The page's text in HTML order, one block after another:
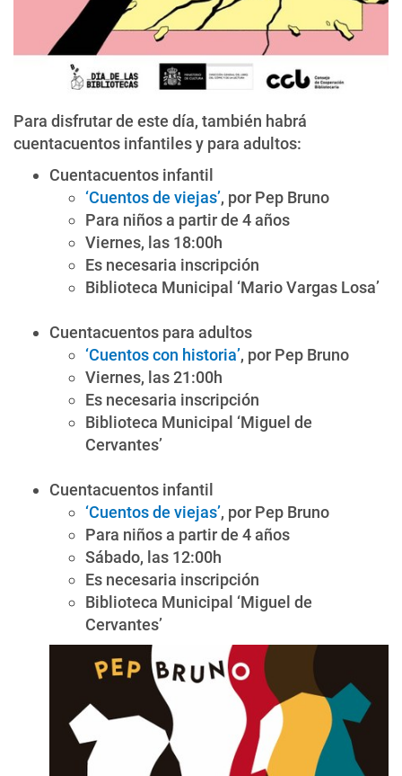
Para disfrutar de este día, también habrá
cuentacuentos infantiles y para adultos:
Cuentacuentos infantil
‘Cuentos de viejas’, por Pep Bruno
Para niños a partir de 4 años
Viernes, las 18:00h
Es necesaria inscripción
Biblioteca Municipal ‘Mario Vargas Losa’
Cuentacuentos para adultos
‘Cuentos con historia’, por Pep Bruno
Viernes, las 21:00h
Es necesaria inscripción
Biblioteca Municipal ‘Miguel de
Cervantes’
Cuentacuentos infantil
‘Cuentos de viejas’, por Pep Bruno
Para niños a partir de 4 años
Sábado, las 12:00h
Es necesaria inscripción
Biblioteca Municipal ‘Miguel de
Cervantes’